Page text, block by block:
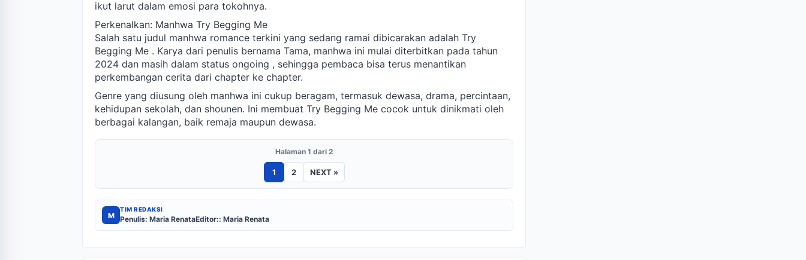
ikut larut dalam emosi para tokohnya.
Perkenalkan: Manhwa Try Begging Me
Salah satu judul manhwa romance terkini yang sedang ramai dibicarakan adalah Try
Begging Me . Karya dari penulis bernama Tama, manhwa ini mulai diterbitkan pada tahun
2024 dan masih dalam status ongoing , sehingga pembaca bisa terus menantikan
perkembangan cerita dari chapter ke chapter.
Genre yang diusung oleh manhwa ini cukup beragam, termasuk dewasa, drama, percintaan,
kehidupan sekolah, dan shounen. Ini membuat Try Begging Me cocok untuk dinikmati oleh
berbagai kalangan, baik remaja maupun dewasa.
Halaman 1 dari 2
1 2 NEXT »
M
TIM REDAKSI
Penulis: Maria RenataEditor:: Maria Renata